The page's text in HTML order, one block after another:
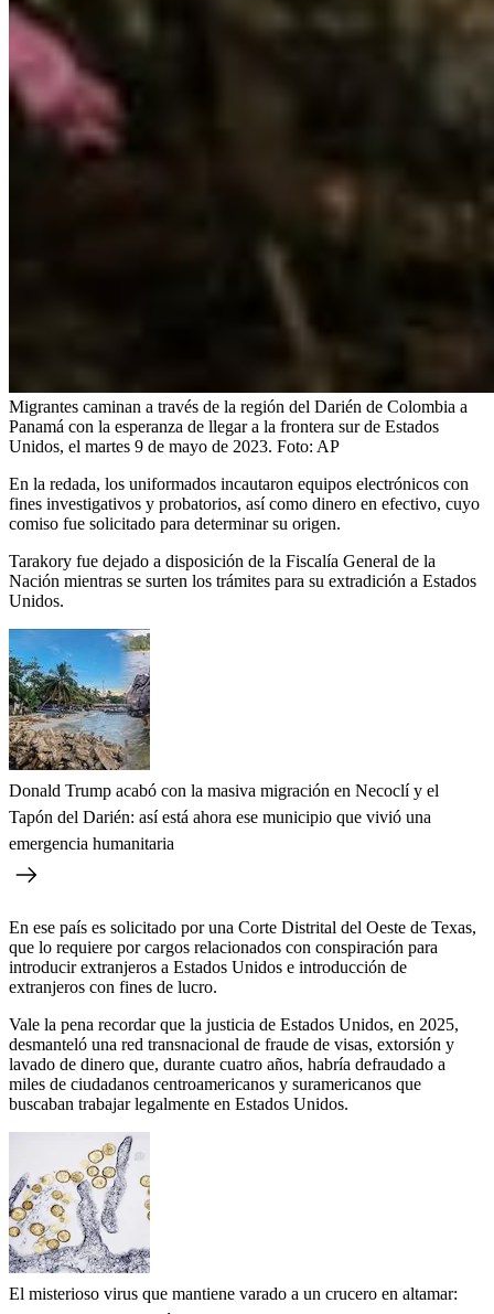
Migrantes caminan a través de la región del Darién de Colombia a
Panamá con la esperanza de llegar a la frontera sur de Estados
Unidos, el martes 9 de mayo de 2023. Foto: AP
En la redada, los uniformados incautaron equipos electrónicos con
fines investigativos y probatorios, así como dinero en efectivo, cuyo
comiso fue solicitado para determinar su origen.
Tarakory fue dejado a disposición de la Fiscalía General de la
Nación mientras se surten los trámites para su extradición a Estados
Unidos.
Donald Trump acabó con la masiva migración en Necoclí y el
Tapón del Darién: así está ahora ese municipio que vivió una
emergencia humanitaria
En ese país es solicitado por una Corte Distrital del Oeste de Texas,
que lo requiere por cargos relacionados con conspiración para
introducir extranjeros a Estados Unidos e introducción de
extranjeros con fines de lucro.
Vale la pena recordar que la justicia de Estados Unidos, en 2025,
desmanteló una red transnacional de fraude de visas, extorsión y
lavado de dinero que, durante cuatro años, habría defraudado a
miles de ciudadanos centroamericanos y suramericanos que
buscaban trabajar legalmente en Estados Unidos.
El misterioso virus que mantiene varado a un crucero en altamar: